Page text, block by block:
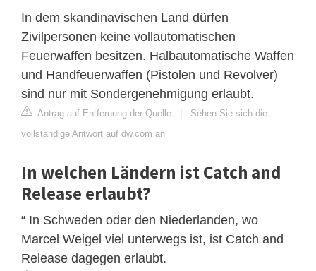
In dem skandinavischen Land dürfen
Zivilpersonen keine vollautomatischen
Feuerwaffen besitzen. Halbautomatische Waffen
und Handfeuerwaffen (Pistolen und Revolver)
sind nur mit Sondergenehmigung erlaubt.
Antrag auf Entfernung der Quelle | Sehen Sie sich die
vollständige Antwort auf dw.com an
In welchen Ländern ist Catch and
Release erlaubt?
“ In Schweden oder den Niederlanden, wo
Marcel Weigel viel unterwegs ist, ist Catch and
Release dagegen erlaubt.